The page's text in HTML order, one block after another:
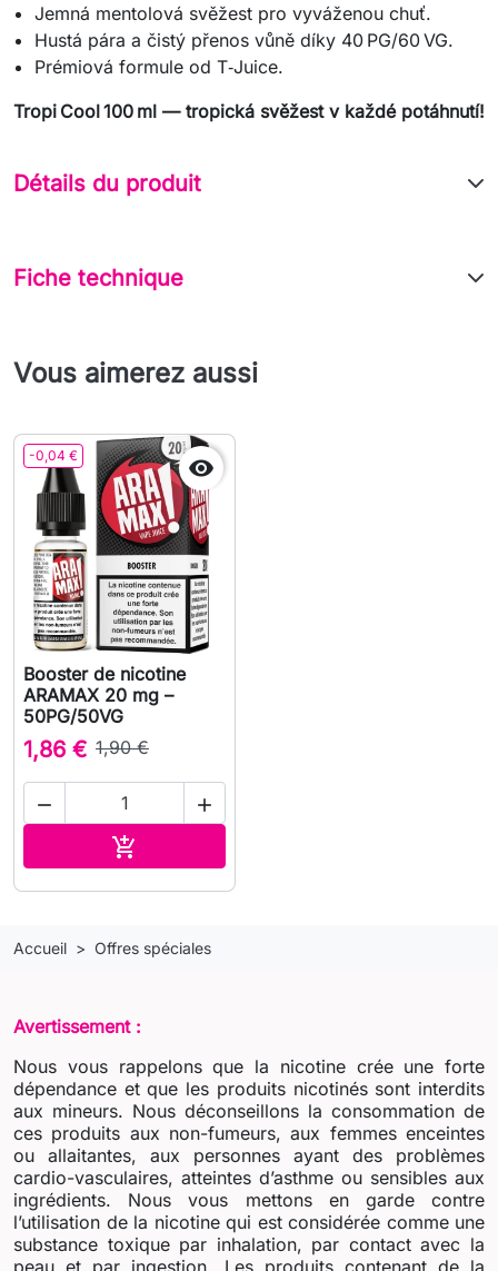
Jemná mentolová svěžest pro vyváženou chuť.
Hustá pára a čistý přenos vůně díky 40 PG/60 VG.
Prémiová formule od T‑Juice.
Tropi Cool 100 ml — tropická svěžest v každé potáhnutí!
Détails du produit
Fiche technique
Vous aimerez aussi
-0,04 € 
Booster de nicotine
ARAMAX 20 mg –
50PG/50VG
1,86 € 1,90 €
 

Accueil Offres spéciales
Avertissement :
Nous vous rappelons que la nicotine crée une forte
dépendance et que les produits nicotinés sont interdits
aux mineurs. Nous déconseillons la consommation de
ces produits aux non-fumeurs, aux femmes enceintes
ou allaitantes, aux personnes ayant des problèmes
cardio-vasculaires, atteintes d’asthme ou sensibles aux
ingrédients. Nous vous mettons en garde contre
l’utilisation de la nicotine qui est considérée comme une
substance toxique par inhalation, par contact avec la
peau et par ingestion. Les produits contenant de la